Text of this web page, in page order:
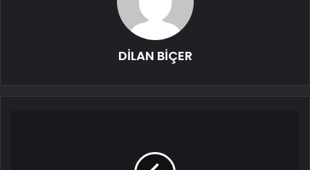
DİLAN BİÇER